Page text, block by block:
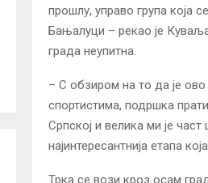
прошлу, управо група која
Бањалуци – рекао је
града неупитна.
– С обзиром на то да је
спортистима, подршка
Српској и велика ми је
најинтересантнија етапа
Трка се вози кроз осам